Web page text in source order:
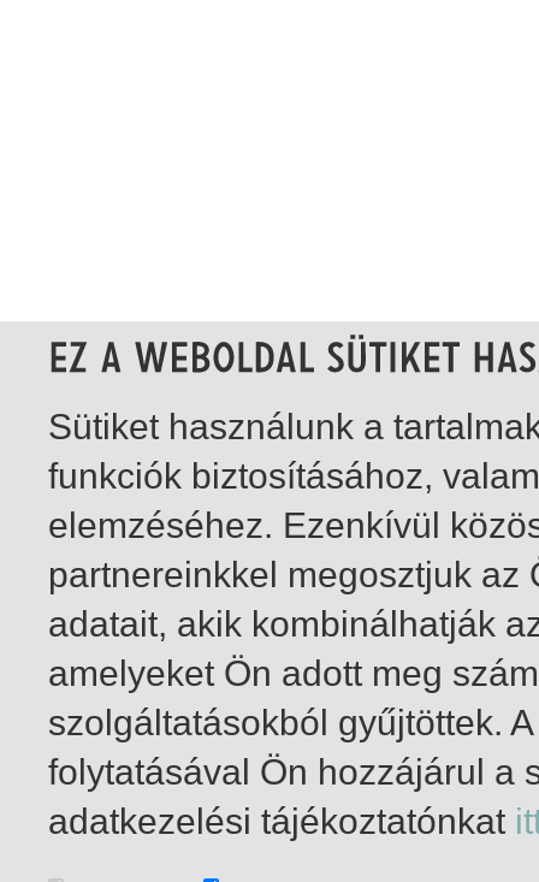
1-1 / total 1 hit
Sütiket használunk a
funkciók biztosításához,
elemzéséhez. Ezenkívül
partnereinkkel megosztjuk
adatait, akik kombinálhatják
amelyeket Ön adott meg
szolgáltatásokból gyűjtöttek.
folytatásával Ön hozzájárul a
adatkezelési tájékoztatónkat